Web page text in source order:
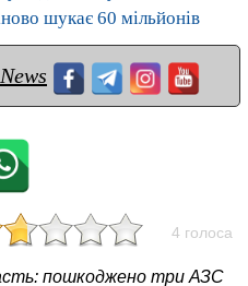
шукає 60 мільйонів
4 голоса
пошкоджено три АЗС